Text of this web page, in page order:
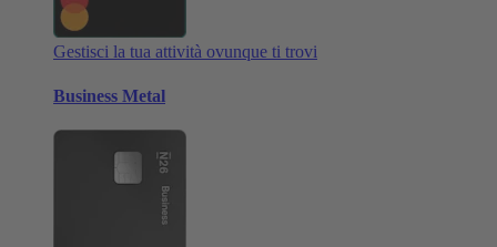
Gestisci la tua attività ovunque ti trovi
Business Metal